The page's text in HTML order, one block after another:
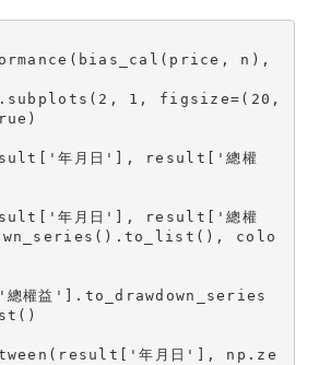
n),
1, figsize=(20,
年月日'], result['總權
年月日'], result['總權
colo
權益'].to_drawdown_series
年月日'], np.ze